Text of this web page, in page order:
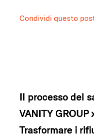
Condividi questo
Il processo del
VANITY
Trasformare i